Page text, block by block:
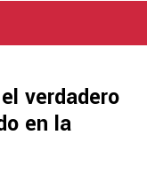
verdadero
en la